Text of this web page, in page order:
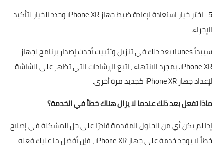
5- اختر خيار استعادة لإعادة ضبط جهاز iPhone XR وحدد الخيار لتأكيد
الإجراء.
سيبدأ iTunes بعد ذلك في تنزيل وتثبيت أحدث إصدار برنامج لجهاز
iPhone XR. بمجرد الانتهاء ، اتبع الإرشادات التي تظهر على الشاشة
لإعداد جهاز iPhone XR كجديد مرة أخرى.
ماذا تفعل بعد ذلك عندما لا يزال هناك خطأ في الخدمة؟
إذا لم يكن أي من الحلول المقدمة قادرًا على حل المشكلة في إصلاح
خطأ لا يوجد خدمة على جهاز iPhone XR ، فإن أفضل ما عليك فعله